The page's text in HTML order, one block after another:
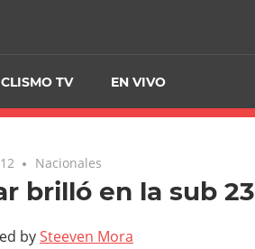
TV EN VIVO
Nacionales
brilló en la sub 23
bySteeven Mora